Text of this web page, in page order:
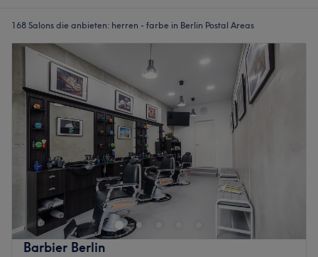
168 Salons die anbieten: herren - farbe in Berlin Postal Areas
Barbier Berlin